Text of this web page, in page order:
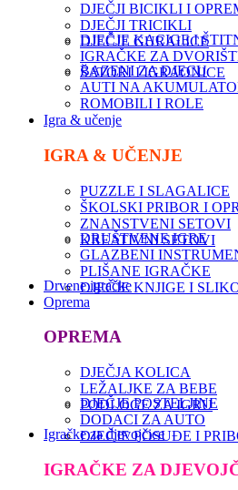
DJEČJI BICIKLI I
DJEČJI TRICIKLI
DJEČJE GURALICE
DJEČJE KACIGE I
IGRAČKE ZA
ŠATORI I IGRAONICE
BAZENI ZA DJECU
AUTI NA
ROMOBILI I ROLE
Igra & učenje
IGRA & UČENJE
PUZZLE I SLAGALICE
ŠKOLSKI PRIBOR I
ZNANSTVENI SETOVI
KREATIVNI SETOVI
DRUŠTVENE IGRE
GLAZBENI
PLIŠANE IGRAČKE
DJEČJE KNJIGE I
Drvene igračke
Oprema
OPREMA
DJEČJA KOLICA
LEŽALJKE ZA BEBE
PODLOGE ZA IGRU
DJEČJE POSTELJINE
DODACI ZA AUTO
DJEČJE POSUĐE I
Igračke za djevojčice
IGRAČKE ZA